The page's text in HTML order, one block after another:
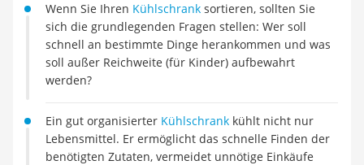
Milchaufschäumer
Kondenstrockner
Reiskocher
Heißwasserspender
Tierhaarstaubsauger
Nespresso-Maschine
Messerschärfer
Wenn Sie Ihren Kühlschrank sortieren, sollten Sie
sich die grundlegenden Fragen stellen: Wer soll
schnell an bestimmte Dinge herankommen und was
soll außer Reichweite (für Kinder) aufbewahrt
werden?
Ein gut organisierter Kühlschrank kühlt nicht nur
Lebensmittel. Er ermöglicht das schnelle Finden der
benötigten Zutaten, vermeidet unnötige Einkäufe